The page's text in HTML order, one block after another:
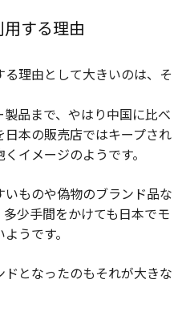
する理由
理由として大きいのは、そ
品まで、やはり中国に比べ
本の販売店ではキープされ
イメージのようです。
ものや偽物のブランド品な
少手間をかけても日本でモ
うです。
となったのもそれが大きな